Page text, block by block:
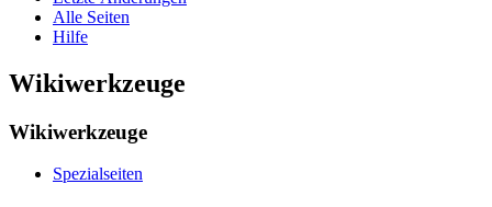
Alle Seiten
Hilfe
Wikiwerkzeuge
Wikiwerkzeuge
Spezialseiten